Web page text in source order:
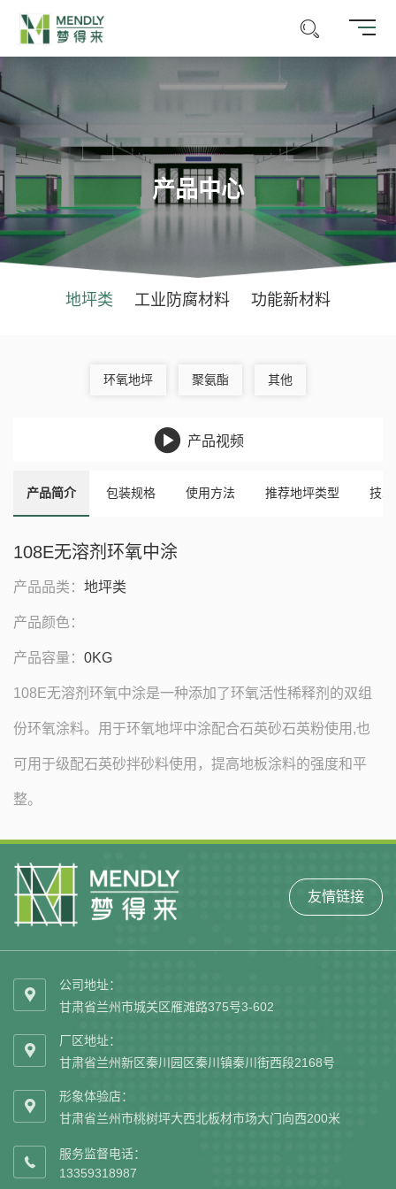
产品中心
地坪类 工业防腐材料 功能新材料
环氧地坪 聚氨酯 其他
 产品视频
产品简介 包装规格 使用方法 推荐地坪类型 技
108E无溶剂环氧中涂
产品品类： 地坪类
产品颜色：
产品容量： 0KG
108E无溶剂环氧中涂是一种添加了环氧活性稀释剂的双组
份环氧涂料。用于环氧地坪中涂配合石英砂石英粉使用,也
可用于级配石英砂拌砂料使用，提高地板涂料的强度和平
整。
友情链接

公司地址：
甘肃省兰州市城关区雁滩路375号3-602

厂区地址：
甘肃省兰州新区秦川园区秦川镇秦川街西段2168号

形象体验店：
甘肃省兰州市桃树坪大西北板材市场大门向西200米

服务监督电话：
13359318987